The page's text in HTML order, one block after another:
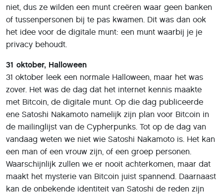
niet, dus ze wilden een munt creëren waar geen banken
of tussenpersonen bij te pas kwamen. Dit was dan ook
het idee voor de digitale munt: een munt waarbij je je
privacy behoudt.
31 oktober, Halloween
31 oktober leek een normale Halloween, maar het was
zover. Het was de dag dat het internet kennis maakte
met Bitcoin, de digitale munt. Op die dag publiceerde
ene Satoshi Nakamoto namelijk zijn plan voor Bitcoin in
de mailinglijst van de Cypherpunks. Tot op de dag van
vandaag weten we niet wie Satoshi Nakamoto is. Het kan
een man of een vrouw zijn, of een groep personen.
Waarschijnlijk zullen we er nooit achterkomen, maar dat
maakt het mysterie van Bitcoin juist spannend. Daarnaast
kan de onbekende identiteit van Satoshi de reden zijn